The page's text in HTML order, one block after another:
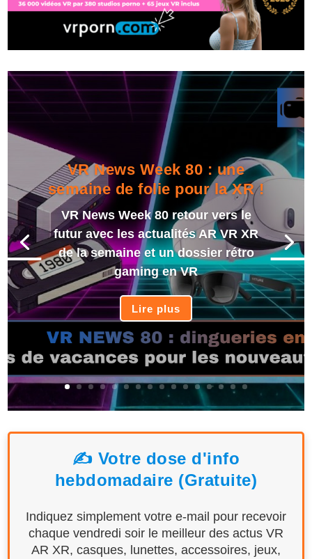
VR News Week 80 : une
semaine de folie pour la XR !
VR News Week 80 retour vers le
futur avec les actualités AR VR XR
de la semaine et un dossier rétro
gaming en VR
Lire plus
✍️ Votre dose d'info
hebdomadaire (Gratuite)
Indiquez simplement votre e-mail pour recevoir
chaque vendredi soir le meilleur des actus VR
AR XR, casques, lunettes, accessoires, jeux,